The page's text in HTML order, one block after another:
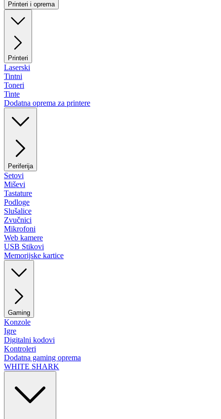
Printeri i oprema
Printeri
Laserski
Tintni
Toneri
Tinte
Dodatna oprema za printere
Periferija
Setovi
Miševi
Tastature
Podloge
Slušalice
Zvučnici
Mikrofoni
Web kamere
USB Stikovi
Memorijske kartice
Gaming
Konzole
Igre
Digitalni kodovi
Kontroleri
Dodatna gaming oprema
WHITE SHARK